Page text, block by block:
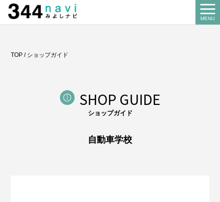
MENU
TOP / ショップガイド
SHOP GUIDE
ショップガイド
自動車学校
みよし商工会とは
事業案内